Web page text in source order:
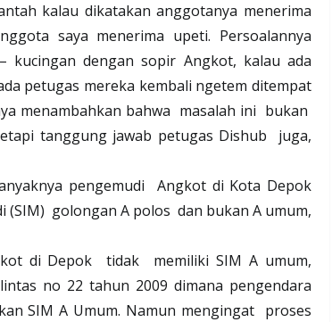
kalau dikatakan anggotanya menerima
saya menerima upeti. Persoalannya
kucingan dengan sopir Angkot, kalau ada
petugas mereka kembali ngetem ditempat
menambahkan bahwa masalah ini bukan
tanggung jawab petugas Dishub
juga,
pengemudi
Angkot di Kota Depok
(SIM) golongan A polos dan bukan A umum,
di Depok
tidak
memiliki SIM A umum,
no 22 tahun 2009 dimana pengendara
SIM A Umum. Namun mengingat proses